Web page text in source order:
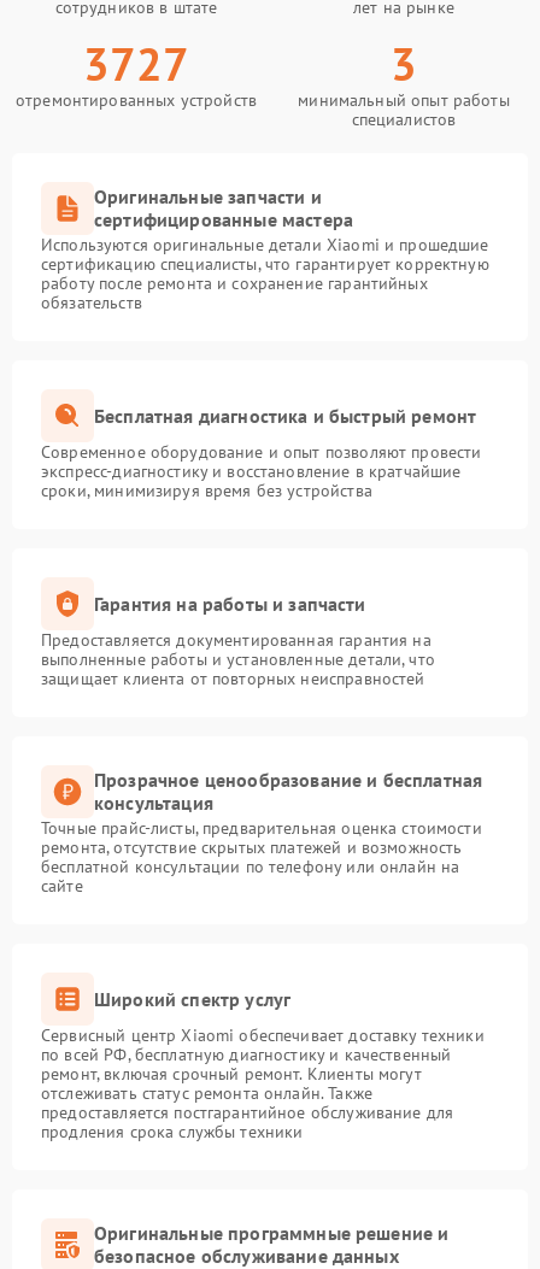
сотрудников в штате лет на рынке
3727
отремонтированных устройств
3
минимальный опыт работы
специалистов
Оригинальные запчасти и
сертифицированные мастера
Используются оригинальные детали Xiaomi и прошедшие
сертификацию специалисты, что гарантирует корректную
работу после ремонта и сохранение гарантийных
обязательств
Бесплатная диагностика и быстрый ремонт
Современное оборудование и опыт позволяют провести
экспресс-диагностику и восстановление в кратчайшие
сроки, минимизируя время без устройства
Гарантия на работы и запчасти
Предоставляется документированная гарантия на
выполненные работы и установленные детали, что
защищает клиента от повторных неисправностей
Прозрачное ценообразование и бесплатная
консультация
Точные прайс-листы, предварительная оценка стоимости
ремонта, отсутствие скрытых платежей и возможность
бесплатной консультации по телефону или онлайн на
сайте
Широкий спектр услуг
Сервисный центр Xiaomi обеспечивает доставку техники
по всей РФ, бесплатную диагностику и качественный
ремонт, включая срочный ремонт. Клиенты могут
отслеживать статус ремонта онлайн. Также
предоставляется постгарантийное обслуживание для
продления срока службы техники
Оригинальные программные решение и
безопасное обслуживание данных